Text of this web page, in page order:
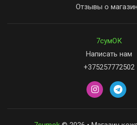
Отзывы о
7сумОК
Написать нам
+375257772502